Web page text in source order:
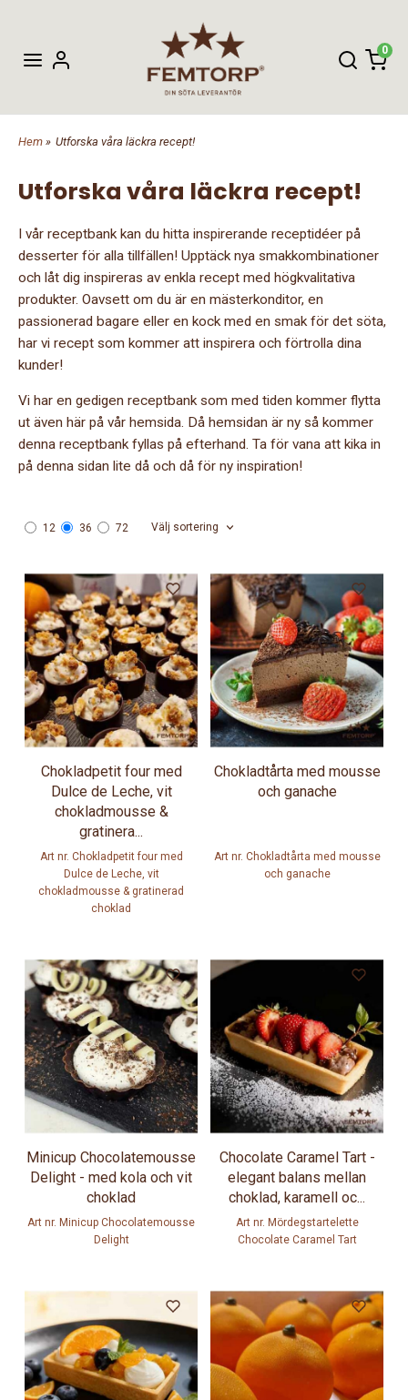
0
Hem » Utforska våra läckra recept!
Utforska våra läckra recept!
I vår receptbank kan du hitta inspirerande receptidéer på
desserter för alla tillfällen! Upptäck nya smakkombinationer
och låt dig inspireras av enkla recept med högkvalitativa
produkter. Oavsett om du är en mästerkonditor, en
passionerad bagare eller en kock med en smak för det söta,
har vi recept som kommer att inspirera och förtrolla dina
kunder!
Vi har en gedigen receptbank som med tiden kommer flytta
ut även här på vår hemsida. Då hemsidan är ny så kommer
denna receptbank fyllas på efterhand. Ta för vana att kika in
på denna sidan lite då och då för ny inspiration!
12 36 72 Välj sortering
Chokladpetit four med
Dulce de Leche, vit
chokladmousse &
gratinera...
Art nr. Chokladpetit four med
Dulce de Leche, vit
chokladmousse & gratinerad
choklad
Chokladtårta med mousse
och ganache
Art nr. Chokladtårta med mousse
och ganache
Minicup Chocolatemousse
Delight - med kola och vit
choklad
Art nr. Minicup Chocolatemousse
Delight
Chocolate Caramel Tart -
elegant balans mellan
choklad, karamell oc...
Art nr. Mördegstartelette
Chocolate Caramel Tart